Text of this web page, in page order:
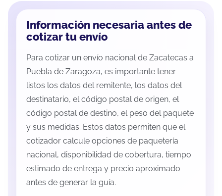
Información necesaria antes de
cotizar tu envío
Para cotizar un envío nacional de Zacatecas a
Puebla de Zaragoza, es importante tener
listos los datos del remitente, los datos del
destinatario, el código postal de origen, el
código postal de destino, el peso del paquete
y sus medidas. Estos datos permiten que el
cotizador calcule opciones de paquetería
nacional, disponibilidad de cobertura, tiempo
estimado de entrega y precio aproximado
antes de generar la guía.